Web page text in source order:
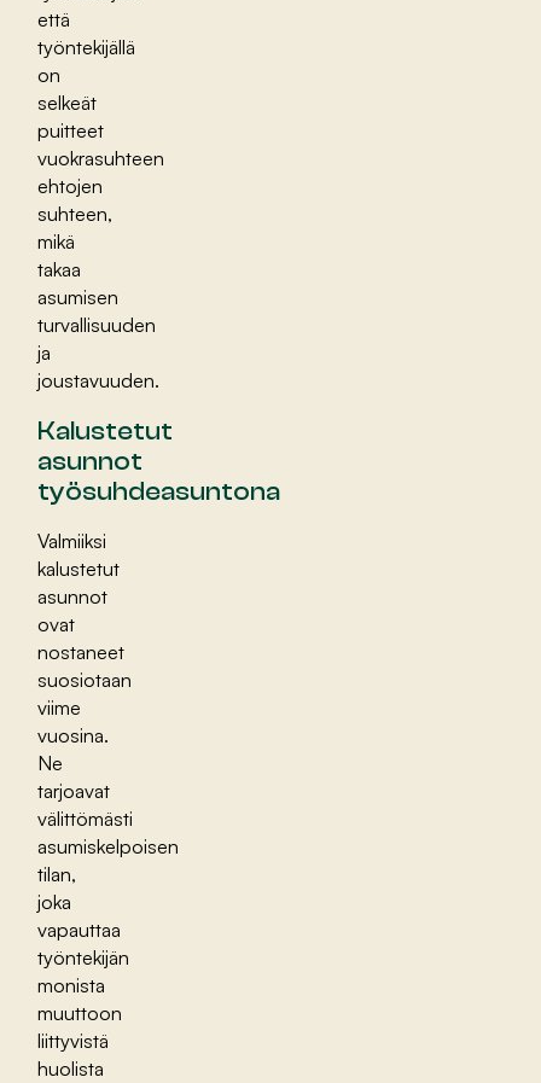
että
työntekijällä
on
selkeät
puitteet
vuokrasuhteen
ehtojen
suhteen,
mikä
takaa
asumisen
turvallisuuden
ja
joustavuuden.
Kalustetut
asunnot
työsuhdeasuntona
Valmiiksi
kalustetut
asunnot
ovat
nostaneet
suosiotaan
viime
vuosina.
Ne
tarjoavat
välittömästi
asumiskelpoisen
tilan,
joka
vapauttaa
työntekijän
monista
muuttoon
liittyvistä
huolista